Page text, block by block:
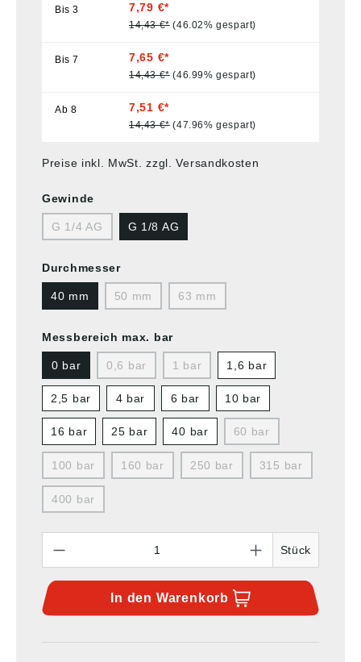
Bis3 7,79 €*
14,43 €* (46.02% gespart)
Bis7 7,65 €*
14,43 €* (46.99% gespart)
Ab 8 7,51 €*
14,43 €* (47.96% gespart)
Preise inkl. MwSt. zzgl. Versandkosten
Gewinde
G 1/4 AG G 1/8 AG
Durchmesser
40 mm 50 mm 63 mm
Messbereich max. bar
0 bar 0,6 bar 1 bar 1,6 bar
2,5 bar 4 bar 6 bar 10 bar
16 bar 25 bar 40 bar 60 bar
100 bar 160 bar 250 bar 315 bar
400 bar
Stück
In den Warenkorb